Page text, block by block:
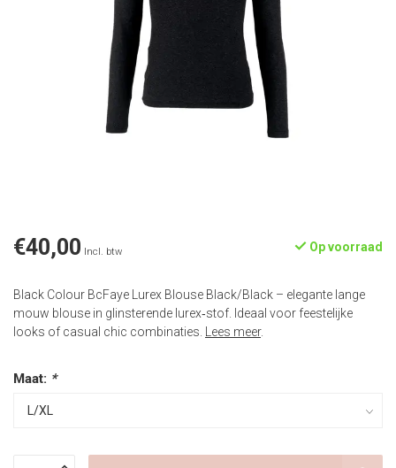
€40,00 Incl. btw Op voorraad
Black Colour BcFaye Lurex Blouse Black/Black – elegante lange
mouw blouse in glinsterende lurex‑stof. Ideaal voor feestelijke
looks of casual chic combinaties.
Lees meer.
Maat: *